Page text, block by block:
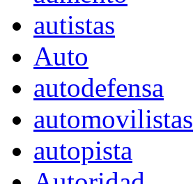
autistas
Auto
autodefensa
automovilistas
autopista